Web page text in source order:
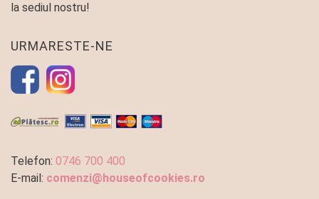
la sediul nostru!
URMARESTE-NE
Telefon: 0746 700 400
E-mail: comenzi@houseofcookies.ro